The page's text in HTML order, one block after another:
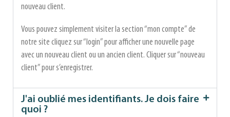
nouveau client.
Vous pouvez simplement visiter la section “mon compte” de
notre site cliquez sur “login” pour afficher une nouvelle page
avec un nouveau client ou un ancien client. Cliquer sur “nouveau
client” pour s’enregistrer.
J'ai oublié mes identifiants. Je dois faire
quoi ?